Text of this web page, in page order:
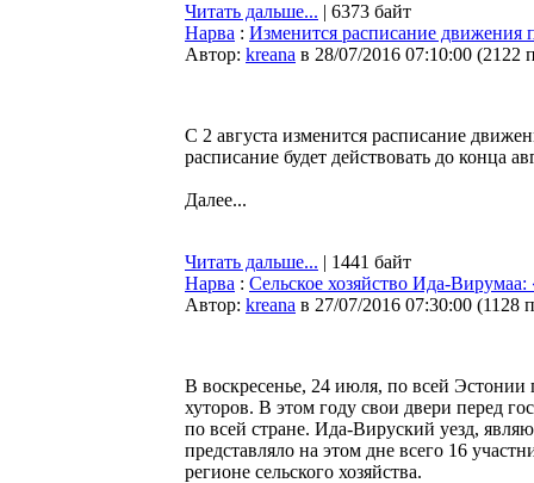
Читать дальше... | 6373 байт
Нарва : Изменится расписание
Автор: kreana в 28/07/2016 07:10:00 (2122
С 2 августа изменится расписание
расписание будет действовать до конца
Далее...
Читать дальше... | 1441 байт
Нарва : Сельское хозяйство Ида-Вирумаа:
Автор: kreana в 27/07/2016 07:30:00 (1128
В воскресенье, 24 июля, по всей
хуторов. В этом году свои двери перед
по всей стране. Ида-Вируский уезд,
представляло на этом дне всего 16
регионе сельского хозяйства.